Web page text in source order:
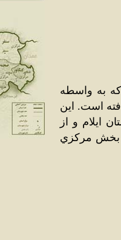
به واسطه
است. اين
ايلام و از
بخش مرکزي